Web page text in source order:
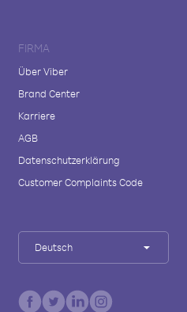
FIRMA
Über Viber
Brand Center
Karriere
AGB
Datenschutzerklärung
Customer Complaints Code
Deutsch